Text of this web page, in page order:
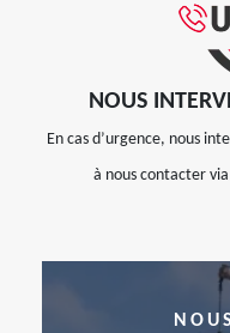
NOUS
En cas d’urgence, nous
à nous contacter